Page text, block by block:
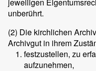
unberührt.
(2) Die kirchlichen
Archivgut in ihrem
festzustellen, zu
aufzunehmen,